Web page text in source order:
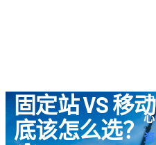
中
心
资
固定站 VS 移
底该怎么选？